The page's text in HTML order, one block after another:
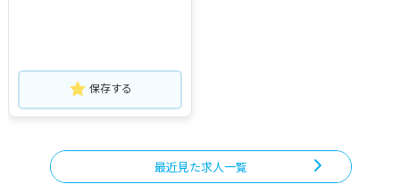
保存する
最近見た求人一覧